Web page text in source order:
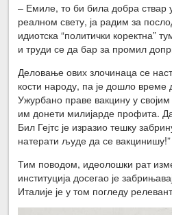
– Емиле, то би била добра ствар
реалном свету, ја радим за
идиотска “политички коректна”
и труди се да бар за промил
Деловање ових злочинаца се
кости народу, па је дошло време
Ужурбано праве вакцину у
им донети милијарде профита.
Бил Гејтс је изразио тешку
натерати људе да се вакцинишу!”
Тим поводом, идеолошки рат
институција досегао је
Италије је у том погледу